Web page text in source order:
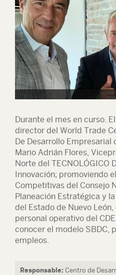
Durante el mes en curso.
director del World Trade
De Desarrollo Empresarial
Mario Adrián Flores,
Norte del TECNOLÓGICO
Innovación; promoviendo
Competitivas del Consejo
Planeación Estratégica y
del Estado de Nuevo
personal operativo del
conocer el modelo SBDC,
empleos.
Responsable: Centro de